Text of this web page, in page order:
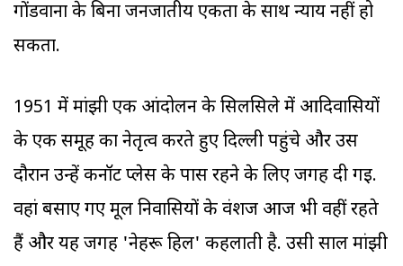
गोंडवाना के बिना जनजातीय एकता के साथ न्याय नहीं हो
सकता.
1951 में मांझी एक आंदोलन के सिलसिले में आदिवासियों
के एक समूह का नेतृत्व करते हुए दिल्ली पहुंचे और उस
दौरान उन्हें कनॉट प्लेस के पास रहने के लिए जगह दी गई.
वहां बसाए गए मूल निवासियों के वंशज आज भी वहीं रहते
हैं और यह जगह 'नेहरू हिल' कहलाती है. उसी साल मांझी